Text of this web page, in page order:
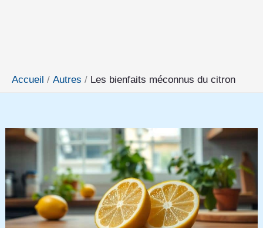
Accueil Autres Les bienfaits méconnus du citron